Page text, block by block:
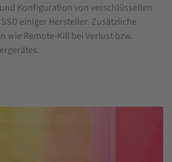
Konfiguration von verschlüsselten
einiger Hersteller. Zusätzliche
wie Remote-Kill bei Verlust bzw.